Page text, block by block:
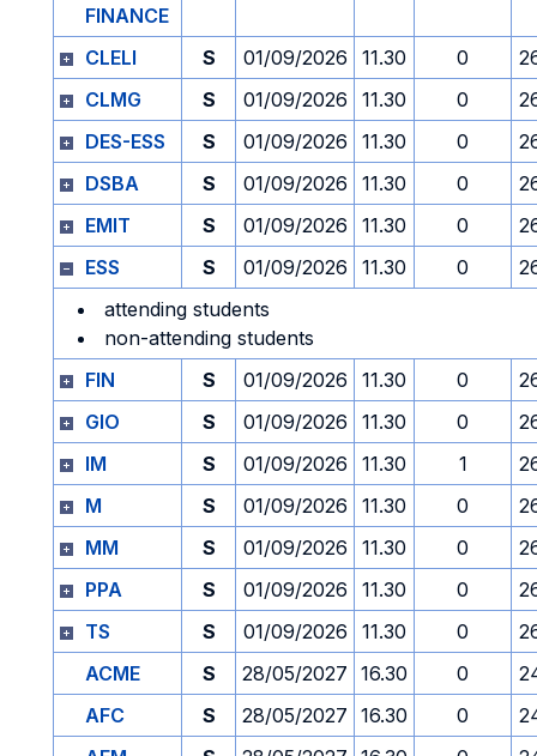
FINANCE
CLELI S 01/09/2026 11.30 0
CLMG
S 01/09/2026 11.30 0
DES-ESS
S 01/09/2026 11.30 0
DSBA
S 01/09/2026 11.30 0
EMIT
S 01/09/2026 11.30 0
ESS
S 01/09/2026 11.30 0
attending students
non-attending students
FIN
S 01/09/2026 11.30 0
GIO
S 01/09/2026 11.30 0
IM
S 01/09/2026 11.30 1
M
S 01/09/2026 11.30 0
MM
S 01/09/2026 11.30 0
PPA
S 01/09/2026 11.30 0
TS
S 01/09/2026 11.30 0
ACME
S 28/05/2027 16.30 0
AFC
S 28/05/2027 16.30 0